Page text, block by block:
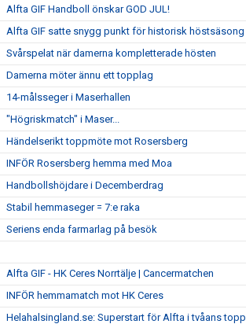
Alfta GIF Handboll önskar GOD JUL!
Alfta GIF satte snygg punkt för historisk höstsäsong
Svårspelat när damerna kompletterade hösten
Damerna möter ännu ett topplag
14-målsseger i Maserhallen
"Högriskmatch" i Maser...
Händelserikt toppmöte mot Rosersberg
INFÖR Rosersberg hemma med Moa
Handbollshöjdare i Decemberdrag
Stabil hemmaseger = 7:e raka
Seriens enda farmarlag på besök
Alfta GIF - HK Ceres Norrtälje | Cancermatchen
INFÖR hemmamatch mot HK Ceres
Helahalsingland.se: Superstart för Alfta i tvåans topp